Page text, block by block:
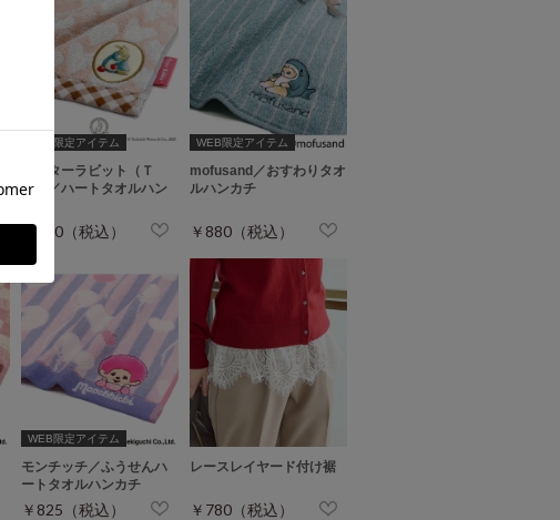
WEB限定アイテム
ピーターラビット（Ｔ
Ｍ）／ハートタオルハン
￥880（税込）
WEB限定アイテム
mofusand／おすわりタオ
ルハンカチ
￥880（税込）
WEB限定アイテム
モンチッチ／ふうせんハ
ートタオルハンカチ
￥825（税込）
レースレイヤード付け裾
￥780（税込）